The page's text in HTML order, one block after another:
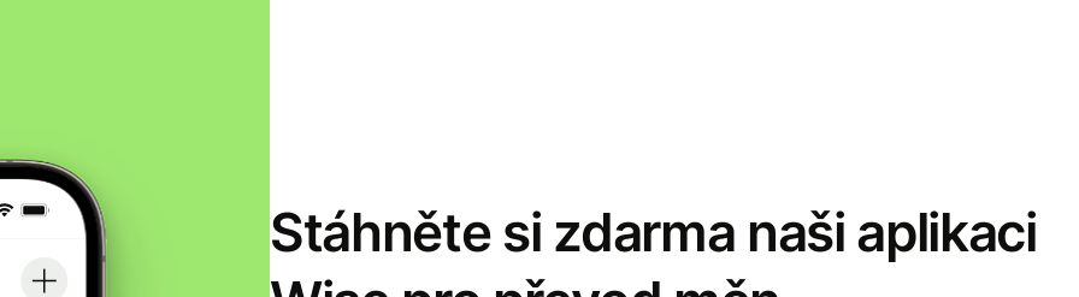
Stáhněte si zdarma naši aplikaci